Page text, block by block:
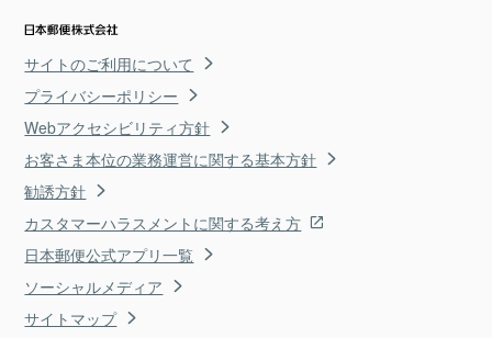
サイトのご利用について
プライバシーポリシー
Webアクセシビリティ方針
お客さま本位の業務運営に関する基本方針
勧誘方針
カスタマーハラスメントに関する考え方
日本郵便公式アプリ一覧
ソーシャルメディア
サイトマップ